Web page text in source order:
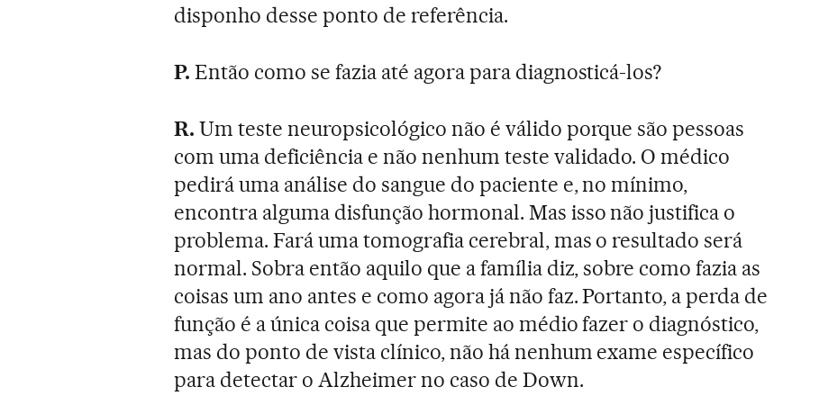
disponho desse ponto de referência.
P.Então como se fazia até agora para diagnosticá-los?
R.Um teste neuropsicológico não é válido porque são pessoas
com uma deficiência e não nenhum teste validado. O médico
pedirá uma análise do sangue do paciente e, no mínimo,
encontra alguma disfunção hormonal. Mas isso não justifica o
problema. Fará uma tomografia cerebral, mas o resultado será
normal. Sobra então aquilo que a família diz, sobre como fazia as
coisas um ano antes e como agora já não faz. Portanto, a perda de
função é a única coisa que permite ao médio fazer o diagnóstico,
mas do ponto de vista clínico, não há nenhum exame específico
para detectar o Alzheimer no caso de Down.